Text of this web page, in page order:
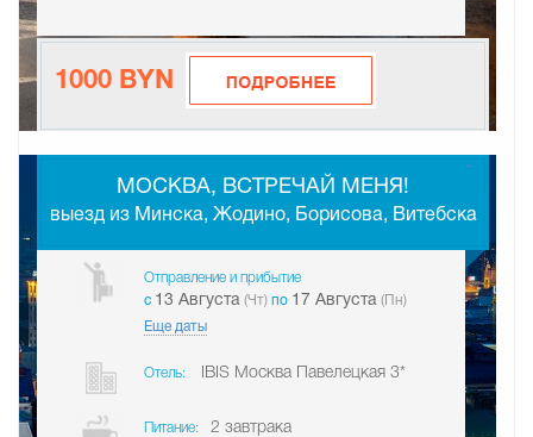
1000 BYN
МОСКВА, ВСТРЕЧАЙ МЕНЯ!
выезд из Минска, Жодино, Борисова, Витебска
Отправление и прибытие
c 13 Августа (Чт) по 17 Августа (Пн)
Еще даты
Отель: IBIS Москва Павелецкая 3*
Питание: 2 завтрака
-